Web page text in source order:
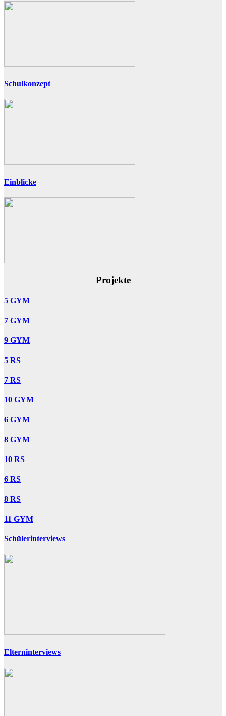
Schulkonzept
Einblicke
Projekte
5 GYM
7 GYM
9 GYM
5 RS
7 RS
10 GYM
6 GYM
8 GYM
10 RS
6 RS
8 RS
11 GYM
Schülerinterviews
Elterninterviews